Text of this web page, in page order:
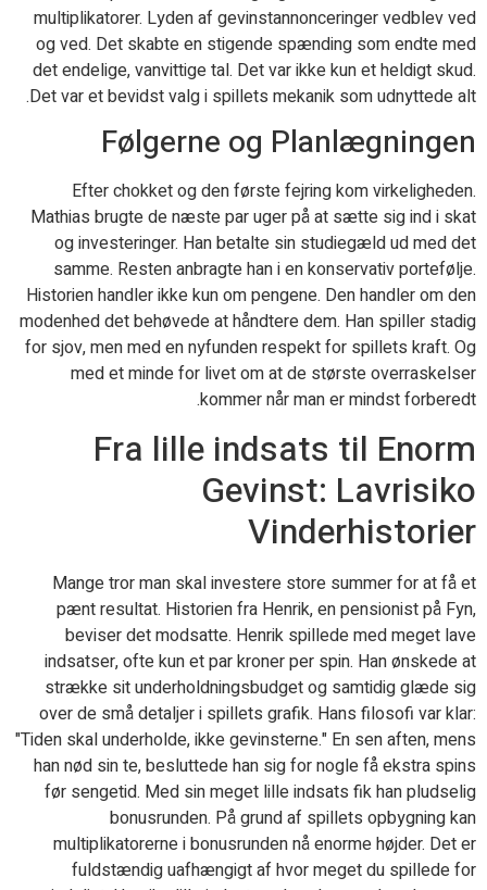
multiplikatorer. Lyden af gevinstannonceringer vedblev ved
og ved. Det skabte en stigende spænding som endte med
det endelige, vanvittige tal. Det var ikke kun et heldigt skud.
Det var et bevidst valg i spillets mekanik som udnyttede alt.
Følgerne og Planlægningen
Efter chokket og den første fejring kom virkeligheden.
Mathias brugte de næste par uger på at sætte sig ind i skat
og investeringer. Han betalte sin studiegæld ud med det
samme. Resten anbragte han i en konservativ portefølje.
Historien handler ikke kun om pengene. Den handler om den
modenhed det behøvede at håndtere dem. Han spiller stadig
for sjov, men med en nyfunden respekt for spillets kraft. Og
med et minde for livet om at de største overraskelser
kommer når man er mindst forberedt.
Fra lille indsats til Enorm
Gevinst: Lavrisiko
Vinderhistorier
Mange tror man skal investere store summer for at få et
pænt resultat. Historien fra Henrik, en pensionist på Fyn,
beviser det modsatte. Henrik spillede med meget lave
indsatser, ofte kun et par kroner per spin. Han ønskede at
strække sit underholdningsbudget og samtidig glæde sig
over de små detaljer i spillets grafik. Hans filosofi var klar:
"Tiden skal underholde, ikke gevinsterne." En sen aften, mens
han nød sin te, besluttede han sig for nogle få ekstra spins
før sengetid. Med sin meget lille indsats fik han pludselig
bonusrunden. På grund af spillets opbygning kan
multiplikatorerne i bonusrunden nå enorme højder. Det er
fuldstændig uafhængigt af hvor meget du spillede for